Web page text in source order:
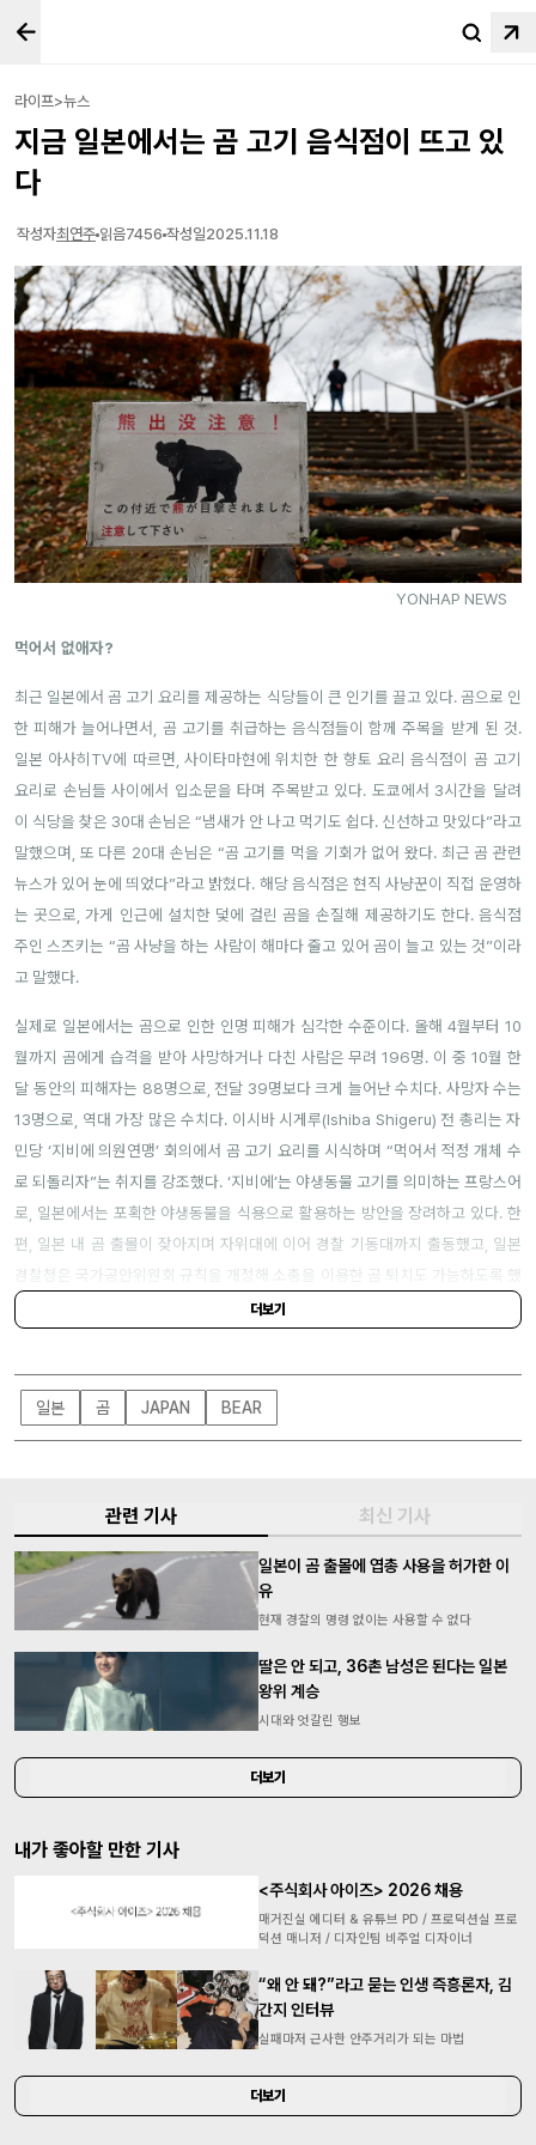
라이프>뉴스
지금 일본에서는 곰 고기 음식점이 뜨고 있
다
작성자최연주 읽음7456 작성일2025.11.18
YONHAP NEWS
먹어서 없애자?
최근 일본에서 곰 고기 요리를 제공하는 식당들이 큰 인기를 끌고 있다. 곰으로 인
한 피해가 늘어나면서, 곰 고기를 취급하는 음식점들이 함께 주목을 받게 된 것.
일본 아사히TV에 따르면 사이타마현에 위치한 한 향토 요리 음식점이 곰 고기
요리로 손님들 사이에서 입소문을 타며 주목받고 있다. 도쿄에서 3시간을 달려
이 식당을 찾은 30대 손님은 “냄새가 안 나고 먹기도 쉽다. 신선하고 맛있다”라고
말했으며 또 다른 20대 손님은 “곰 고기를 먹을 기회가 없어 왔다. 최근 곰 관련
뉴스가 있어 눈에 띄었다”라고 밝혔다. 해당음식점은 현직 사냥꾼이 직접 운영하
는 곳으로, 가게 인근에 설치한 덫에 걸린 곰을 손질해 제공하기도 한다.음식점
주인 스즈키는 “곰 사냥을 하는 사람이 해마다 줄고 있어 곰이 늘고 있는 것”이라
고 말했다.
실제로 일본에서는 곰으로 인한 인명 피해가 심각한 수준이다. 올해 4월부터 10
월까지 곰에게 습격을 받아 사망하거나 다친 사람은 무려196명. 이 중 10월 한
달 동안의 피해자는 88명으로 전달 39명보다 크게 늘어난 수치다. 사망자 수는
13명으로 역대 가장 많은 수치다. 이시바 시게루(Ishiba Shigeru) 전 총리는 자
민당 ‘지비에 의원연맹’ 회의에서 곰 고기 요리를 시식하며 “먹어서 적정 개체 수
로 되돌리자”는 취지를 강조했다. ‘지비에’는 야생동물 고기를 의미하는 프랑스어
로 일본에서는 포획한 야생동물을 식용으로 활용하는 방안을 장려하고 있다.한
편
일본 내 곰 출몰이 잦아지며 자위대에 이어 경찰 기동대까지 출동했고 일본
경찰청은 국가공안위원회 규칙을 개정해 소총을 이용한 곰 퇴치도 가능하도록 했
다
더보기
일본 곰 JAPAN BEAR
관련 기사 최신 기사
일본이 곰 출몰에 엽총 사용을 허가한 이
유
현재 경찰의 명령 없이는 사용할 수 없다
딸은 안 되고, 36촌 남성은 된다는 일본
왕위 계승
시대와 엇갈린 행보
더보기
내가 좋아할 만한 기사
<주식회사 아이즈> 2026 채용
매거진실 에디터 & 유튜브 PD / 프로덕션실 프로
덕션 매니저 / 디자인팀 비주얼 디자이너
“왜 안 돼?”라고 묻는 인생 즉흥론자, 김
간지 인터뷰
실패마저 근사한 안주거리가 되는 마법
더보기